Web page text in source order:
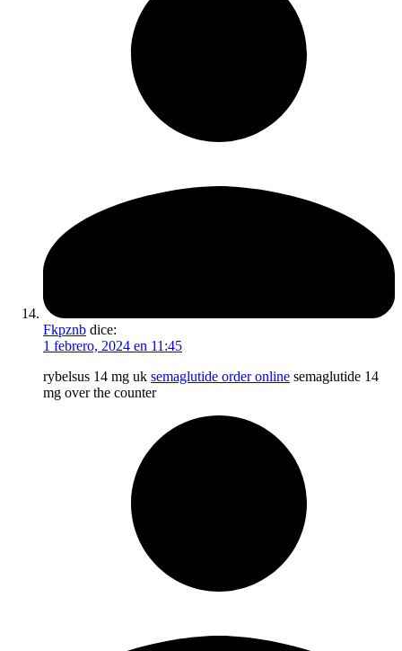
Fkpznb dice:
1 febrero, 2024 en 11:45
rybelsus 14 mg uk semaglutide order online semaglutide 14
mg over the counter